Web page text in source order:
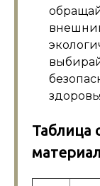
Таблица